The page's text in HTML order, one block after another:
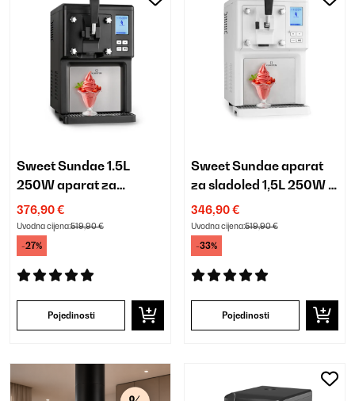
Sweet Sundae 1.5L
250W aparat za
sladoled s
kompresorom crni
376,90 €
Uvodna cijena:519,90 €
-27%
Pojedinosti
Sweet Sundae aparat
za sladoled 1,5L 250W s
kompresorom bijeli
346,90 €
Uvodna cijena:519,90 €
-33%
Pojedinosti